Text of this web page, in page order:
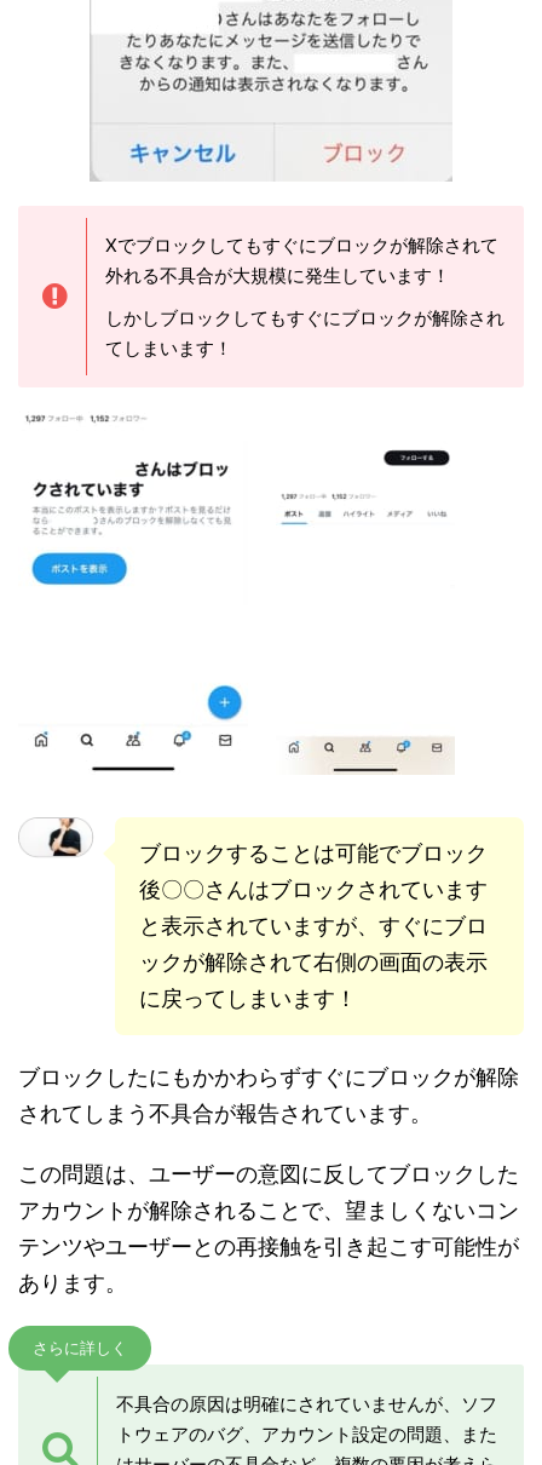
Xでブロックしてもすぐにブロックが解除されて
外れる不具合が大規模に発生しています！
しかしブロックしてもすぐにブロックが解除され
てしまいます！
ブロックすることは可能でブロック
後〇〇さんはブロックされています
と表示されていますが、すぐにブロ
ックが解除されて右側の画面の表示
に戻ってしまいます！
ブロックしたにもかかわらずすぐにブロックが解除
されてしまう不具合が報告されています。
この問題は、ユーザーの意図に反してブロックした
アカウントが解除されることで、望ましくないコン
テンツやユーザーとの再接触を引き起こす可能性が
あります。
さらに詳しく
不具合の原因は明確にされていませんが、ソフ
トウェアのバグ、アカウント設定の問題、また